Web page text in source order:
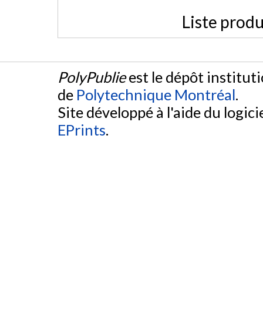
Liste
PolyPublieest le dépôt
de Polytechnique Montréal.
Site développé à l'aide du
EPrints.